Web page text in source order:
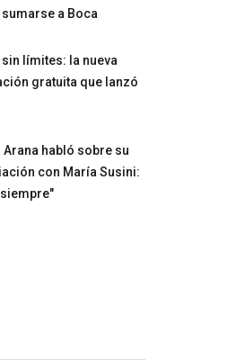
a Boca
sin límites: la nueva
gratuita que lanzó
Arana habló sobre su
con María Susini: